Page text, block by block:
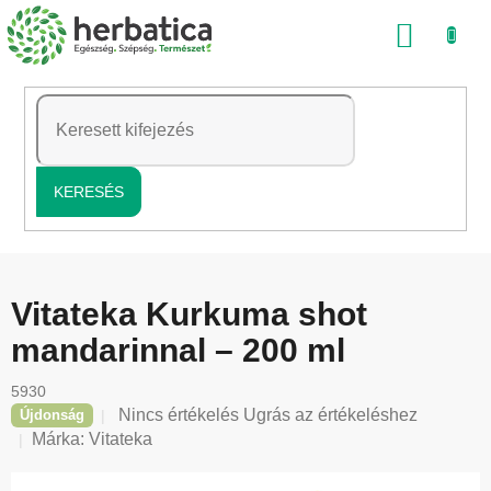
Ugrás
a
tartalomhoz
KERESÉS
Vitateka Kurkuma shot
mandarinnal – 200 ml
5930
Újdonság
A
termék
Nincs értékelés Ugrás az értékeléshez
Márka: Vitateka